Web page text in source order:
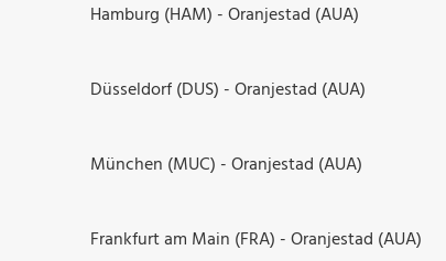
Hamburg (HAM) - Oranjestad (AUA)
Düsseldorf (DUS) - Oranjestad (AUA)
München (MUC) - Oranjestad (AUA)
Frankfurt am Main (FRA) - Oranjestad (AUA)